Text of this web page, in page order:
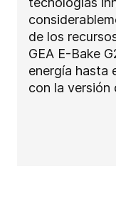
de los
GEA E-Bake
energía hasta
con la versión